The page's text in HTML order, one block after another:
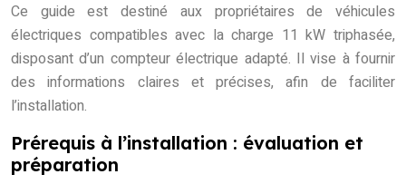
Ce guide est destiné aux propriétaires de véhicules
électriques compatibles avec la charge 11 kW triphasée,
disposant d’un compteur électrique adapté. Il vise à fournir
des informations claires et précises, afin de faciliter
l’installation.
Prérequis à l’installation : évaluation et
préparation